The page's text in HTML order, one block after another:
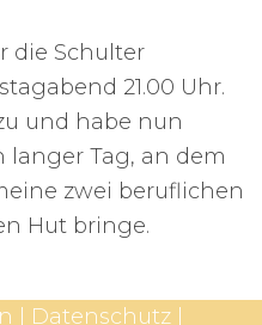
die Schulter
21.00 Uhr.
und habe nun
langer Tag, an dem
zwei beruflichen
Hut bringe.
| Datenschutz